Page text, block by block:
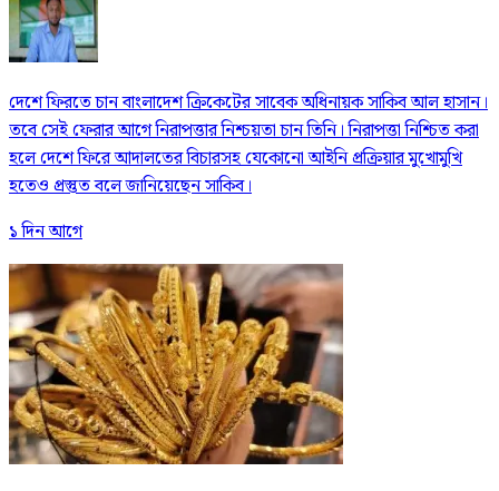
দেশে ফিরতে চান বাংলাদেশ ক্রিকেটের সাবেক অধিনায়ক সাকিব আল হাসান।
তবে সেই ফেরার আগে নিরাপত্তার নিশ্চয়তা চান তিনি। নিরাপত্তা নিশ্চিত করা
হলে দেশে ফিরে আদালতের বিচারসহ যেকোনো আইনি প্রক্রিয়ার মুখোমুখি
হতেও প্রস্তুত বলে জানিয়েছেন সাকিব।
১ দিন আগে